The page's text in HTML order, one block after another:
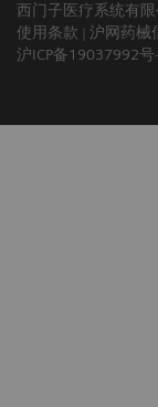
西门子医疗系统有
使用条款
沪网药械
沪ICP备19037992号